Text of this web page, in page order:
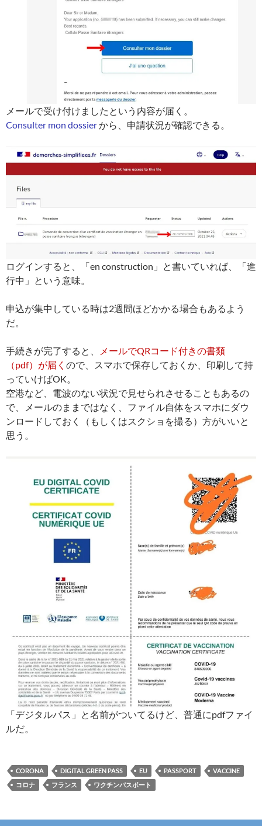
メールで受け付けましたという内容が届く。
Consulter mon dossierから、申請状況が確認できる。
ログインすると、「en construction」と書いていれば、「進
行中」という意味。
申込が集中している時は2週間ほどかかる場合もあるよう
だ。
手続きが完了すると、
メールでQRコード付きの書類
（pdf）が届く ので、スマホで保存しておくか、印刷して持
っていけばOK。
空港など、電波のない状況で見せられさせることもあるの
で、メールのままではなく、ファイル自体をスマホにダウ
ンロードしておく（もしくはスクショを撮る）方がいいと
思う。
「デジタルパス」と名前がついてるけど、普通にpdfファイ
ルだ。
CORONA DIGITAL GREEN PASS EU PASSPORT
VACCINE
コロナ
フランス ワクチンパスポート